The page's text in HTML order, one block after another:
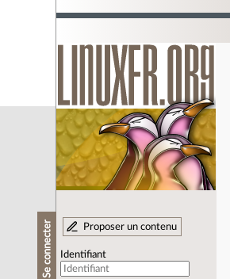
Se connecter Proposer un contenu
Identifiant